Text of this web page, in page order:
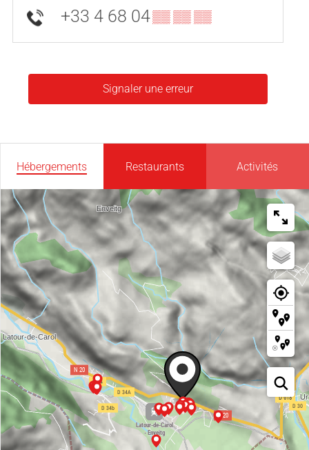
+33 4 68 04▒▒ ▒▒ ▒▒
Signaler une erreur
Hébergements Restaurants Activités